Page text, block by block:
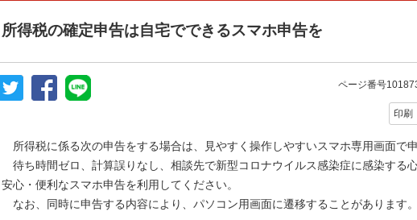
所得税の確定申告は自宅でできるスマホ申告を
ページ番号
印刷
所得税に係る次の申告をする場合は、見やすく操作しやすいスマホ専用画面で申
待ち時間ゼロ、計算誤りなし、相談先で新型コロナウイルス感染症に感染する
安心・便利なスマホ申告を利用してください。
なお、同時に申告する内容により、パソコン用画面に遷移することがあります。